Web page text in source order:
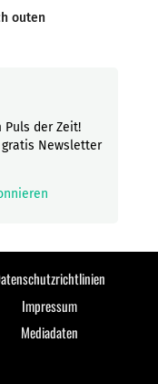
outen
Puls der Zeit!
Newsletter
Impressum
Mediadaten